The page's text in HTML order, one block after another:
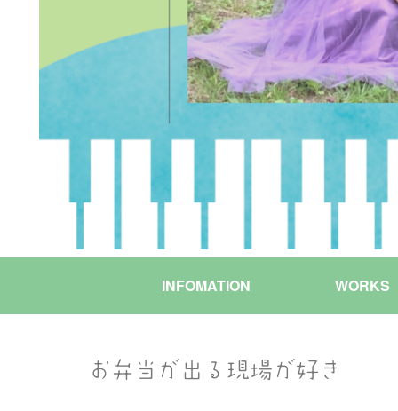
INFOMATION WORKS
お弁当が出る現場が好き